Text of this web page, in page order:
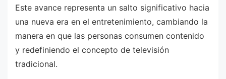
Este avance representa un salto significativo hacia
una nueva era en el entretenimiento, cambiando la
manera en que las personas consumen contenido
y redefiniendo el concepto de televisión
tradicional.